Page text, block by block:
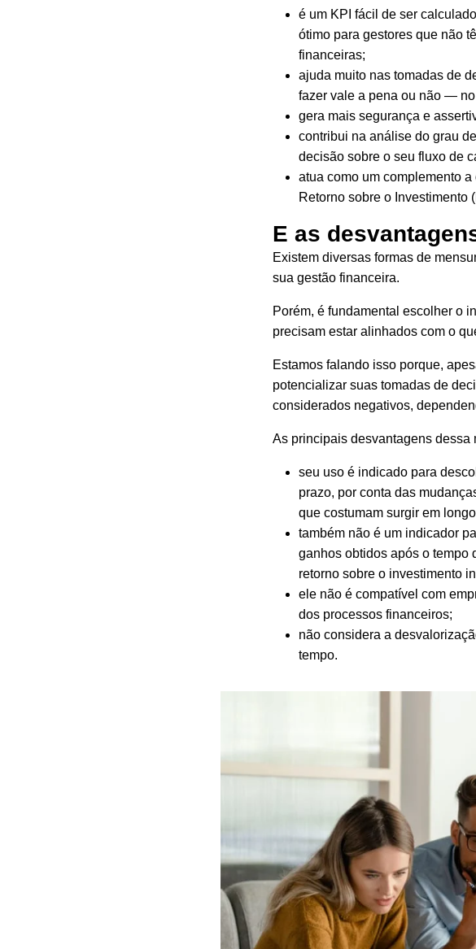
é um KPI fácil de ser
ótimo para gestores que não
financeiras;
ajuda muito nas tomadas de
fazer vale a pena ou não —
gera mais segurança e
contribui na análise do grau
decisão sobre o seu fluxo de
atua como um complemento
Retorno sobre o Investimento
E as
Existem diversas formas de
sua gestão financeira.
Porém, é fundamental escolher o
precisam estar alinhados com o
Estamos falando isso porque,
potencializar suas tomadas de
considerados negativos,
As principais desvantagens dessa
seu uso é indicado para
prazo, por conta das
que costumam surgir em
também não é um indicador
ganhos obtidos após o tempo
retorno sobre o investimento
ele não é compatível com
dos processos financeiros;
não considera a
tempo.